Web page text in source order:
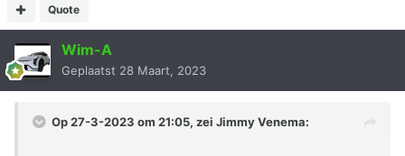
Quote
Wim-A
Geplaatst 28 Maart, 2023
Op 27-3-2023 om 21:05, zei Jimmy Venema: